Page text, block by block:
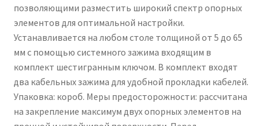
позволяющими разместить широкий спектр опорных
элементов для оптимальной настройки.
Устанавливается на любом столе толщиной от 5 до 65
мм с помощью системного зажима входящим в
комплект шестигранным ключом. В комплект входят
два кабельных зажима для удобной прокладки кабелей.
Упаковка: короб. Меры предосторожности: рассчитана
на закрепление максимум двух опорных элементов на